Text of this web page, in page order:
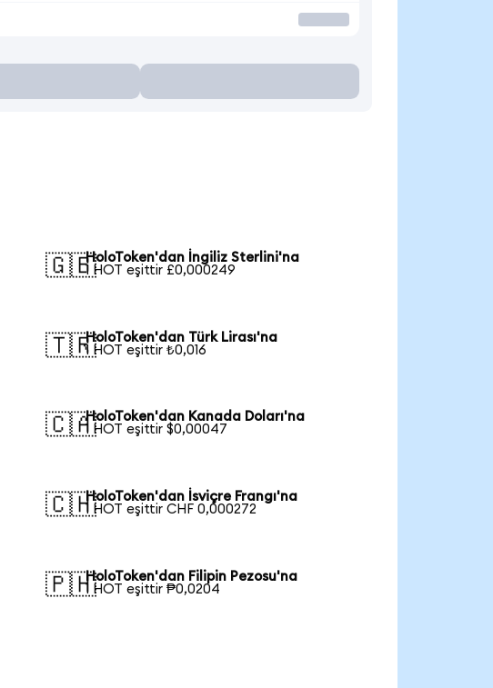
🇬🇧HoloToken'dan İngiliz Sterlini'na
1 HOT eşittir £0,000249
🇹🇷HoloToken'dan Türk Lirası'na
1 HOT eşittir ₺0,016
🇨🇦HoloToken'dan Kanada Doları'na
1 HOT eşittir $0,00047
🇨🇭HoloToken'dan İsviçre Frangı'na
1 HOT eşittir CHF 0,000272
🇵🇭HoloToken'dan Filipin Pezosu'na
1 HOT eşittir ₱0,0204